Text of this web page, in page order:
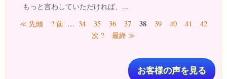
もっと言わしていただければ、...
ページ
≪ 先頭 ? 前 … 34 35 36 37 38 39 40 41
42
次 ?
最終 ≫
お客様の声を見る